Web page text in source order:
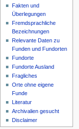
Fakten und
Überlegungen
Fremdsprachliche
Bezeichnungen
Relevante Daten zu
Funden und Fundorten
Fundorte
Fundorte Ausland
Fragliches
Orte ohne eigene
Funde
Literatur
Archivalien gesucht
Disclaimer